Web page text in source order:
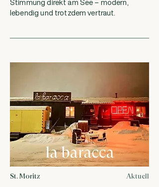
lebendig und trotzdem vertraut.
St. Moritz Aktuell